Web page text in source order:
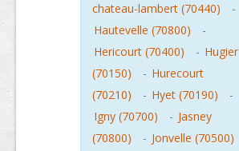
chateau-lambert (70440)
-
Hautevelle (70800)
-
Hericourt (70400)
- Hugier
(70150)
- Hurecourt
(70210)
- Hyet (70190)
-
Igny (70700)
- Jasney
(70800)
- Jonvelle (70500)